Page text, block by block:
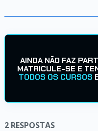
AINDA NÃO FAZ
MATRICULE-SE E
TODOS OS CURSOS
2 RESPOSTAS